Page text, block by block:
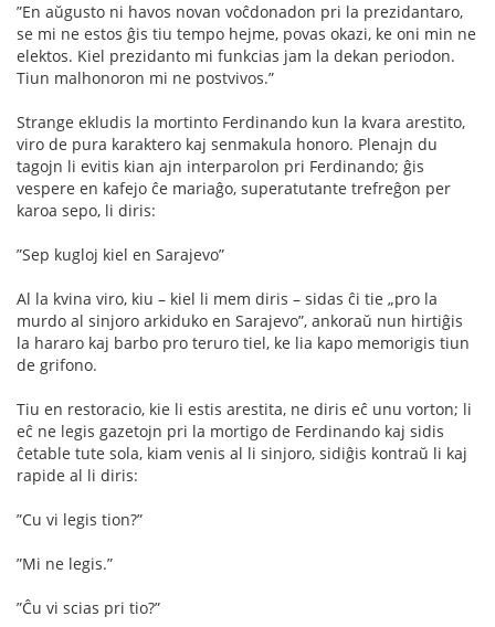
”En aŭgusto ni havos novan voĉdonadon pri la prezidantaro,
se mi ne estos ĝis tiu tempo hejme, povas okazi, ke oni min ne
elektos. Kiel prezidanto mi funkcias jam la dekan periodon.
Tiun malhonoron mi ne postvivos.”
Strange ekludis la mortinto Ferdinando kun la kvara arestito,
viro de pura karaktero kaj senmakula honoro. Plenajn du
tagojn li evitis kian ajn interparolon pri Ferdinando; ĝis
vespere en kafejo ĉe mariaĝo, superatutante trefreĝon per
karoa sepo, li diris:
”Sep kugloj kiel en Sarajevo”
Al la kvina viro, kiu – kiel li mem diris – sidas ĉi tie „pro la
murdo al sinjoro arkiduko en Sarajevo”, ankoraŭ nun hirtiĝis
la hararo kaj barbo pro teruro tiel, ke lia kapo memorigis tiun
de grifono.
Tiu en restoracio, kie li estis arestita, ne diris eĉ unu vorton; li
eĉ ne legis gazetojn pri la mortigo de Ferdinando kaj sidis
ĉetable tute sola, kiam venis al li sinjoro, sidiĝis kontraŭ li kaj
rapide al li diris:
”Cu vi legis tion?”
”Mi ne legis.”
”Ĉu vi scias pri tio?”